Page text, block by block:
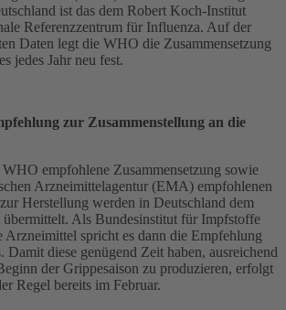
ist das dem Robert Koch-Institut
Referenzzentrum für Influenza. Auf der
Daten legt die WHO die Zusammensetzung
jedes Jahr neu fest.
zur Zusammenstellung an die
empfohlene Zusammensetzung sowie
Arzneimittelagentur (EMA) empfohlenen
Herstellung werden in Deutschland dem
Als Bundesinstitut für Impfstoffe
Arzneimittel spricht es dann die Empfehlung
Damit diese genügend Zeit haben, ausreichend
der Grippesaison zu produzieren, erfolgt
Regel bereits im Februar.